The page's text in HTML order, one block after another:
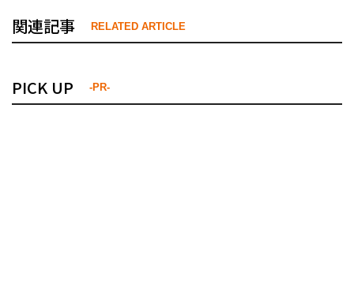
関連記事 RELATED ARTICLE
PICK UP -PR-